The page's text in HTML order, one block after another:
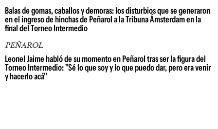
Balas de gomas, caballos y demoras: los disturbios que se generaron
en el ingreso de hinchas de Peñarol a la Tribuna Ámsterdam en la
final del Torneo Intermedio
PEÑAROL
Leonel Jaime habló de su momento en Peñarol tras ser la figura del
Torneo Intermedio: "Sé lo que soy y lo que puedo dar, pero era venir
y hacerlo acá"